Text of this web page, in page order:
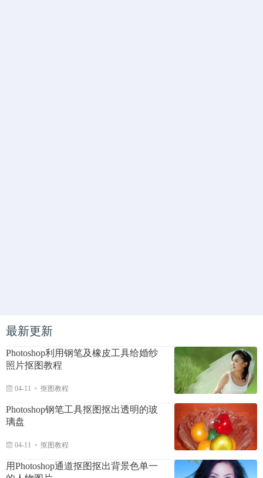
最新更新
Photoshop利用钢笔及橡皮工具给婚纱
照片抠图教程
04-11 抠图教程
Photoshop钢笔工具抠图抠出透明的玻
璃盘
04-11 抠图教程
用Photoshop通道抠图抠出背景色单一